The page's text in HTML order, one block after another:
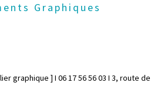
Graphiques
graphique ] I 06 17 56 56 03 I 3, route de